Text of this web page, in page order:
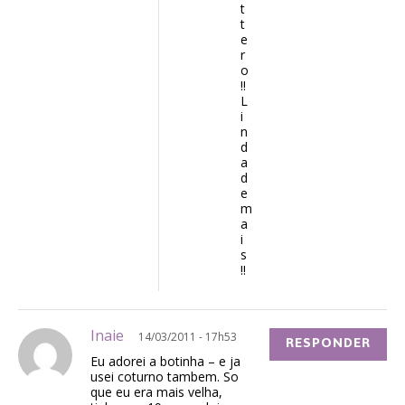
t
t
e
r
o
!!
L
i
n
d
a
d
e
m
a
i
s
!!
Inaie 14/03/2011 - 17h53
Eu adorei a botinha – e ja
usei coturno tambem. So
que eu era mais velha,
RESPONDER